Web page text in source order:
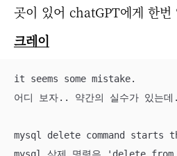
곳이 있어 chatGPT에게 한번
크레이
it seems some mistake.
어디 보자.. 약간의 실수가 있는데.
mysql delete command